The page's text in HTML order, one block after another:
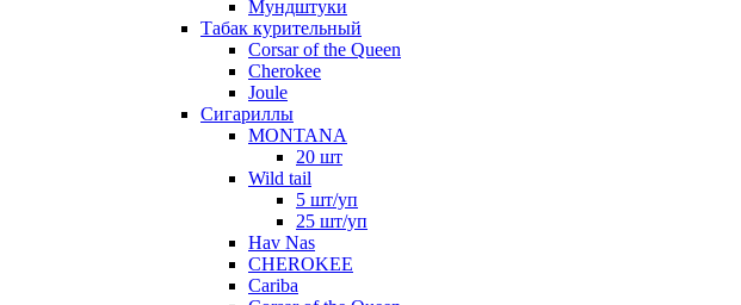
Мундштуки
Табак курительный
Corsar of the Queen
Cherokee
Joule
Сигариллы
MONTANA
20 шт
Wild tail
5 шт/уп
25 шт/уп
Hav Nas
CHEROKEE
Cariba